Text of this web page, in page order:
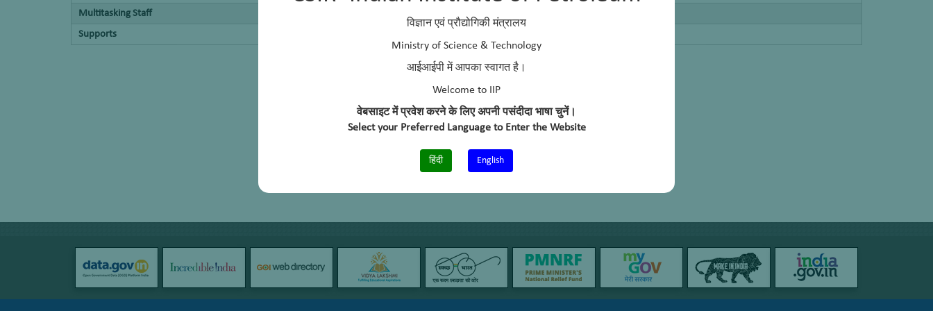
विज्ञान एवं प्रौद्योगिकी मंत्रालय
Ministry of Science & Technology
आईआईपी में आपका स्वागत है।
Welcome to IIP
वेबसाइट में प्रवेश करने के लिए अपनी पसंदीदा भाषा चुनें।
Select your Preferred Language to Enter the Website
हिंदी English
Multitasking Staff
Supports